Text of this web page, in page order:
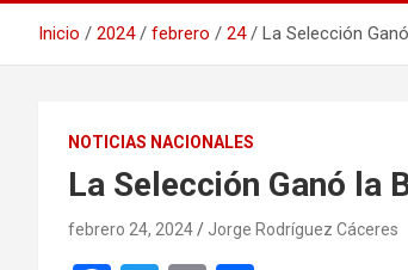
Inicio 2024 febrero 24 La Selección
NOTICIAS NACIONALES
La Selección Ganó la
febrero 24, 2024 Jorge Rodríguez Cáceres